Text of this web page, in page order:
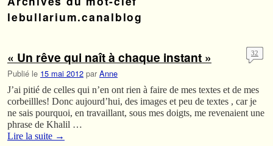
lebullarium.canalblog
« Un rêve qui naît à chaque instant »
Publié le 15 mai 2012 par Anne
32
J’ai pitié de celles qui n’en ont rien à faire de mes textes et de mes
corbeillles! Donc aujourd’hui, des images et peu de textes , car je
ne sais pourquoi, en travaillant, sous mes doigts, me revenaient une
phrase de Khalil …
Lire la suite →